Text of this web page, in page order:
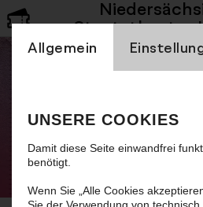
Einstellung Cookienbanner
Allgemein
UNSERE COOKIES
Damit diese Seite einwandfrei
benötigt.
Wenn Sie „Alle Cookies
Staatstheater
Werke von Pascal
van